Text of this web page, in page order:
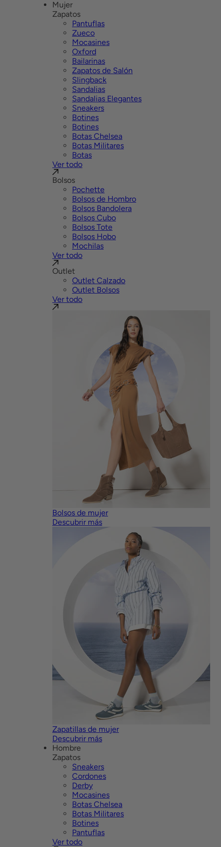
Mujer
Zapatos
Pantuflas
Zueco
Mocasines
Oxford
Bailarinas
Zapatos de Salón
Slingback
Sandalias
Sandalias Elegantes
Sneakers
Botines
Botines
Botas Chelsea
Botas Militares
Botas
Ver todo
Bolsos
Pochette
Bolsos de Hombro
Bolsos Bandolera
Bolsos Cubo
Bolsos Tote
Bolsos Hobo
Mochilas
Ver todo
Outlet
Outlet Calzado
Outlet Bolsos
Ver todo
Bolsos de mujer
Descubrir más
Zapatillas de mujer
Descubrir más
Hombre
Zapatos
Sneakers
Cordones
Derby
Mocasines
Botas Chelsea
Botas Militares
Botines
Pantuflas
Ver todo